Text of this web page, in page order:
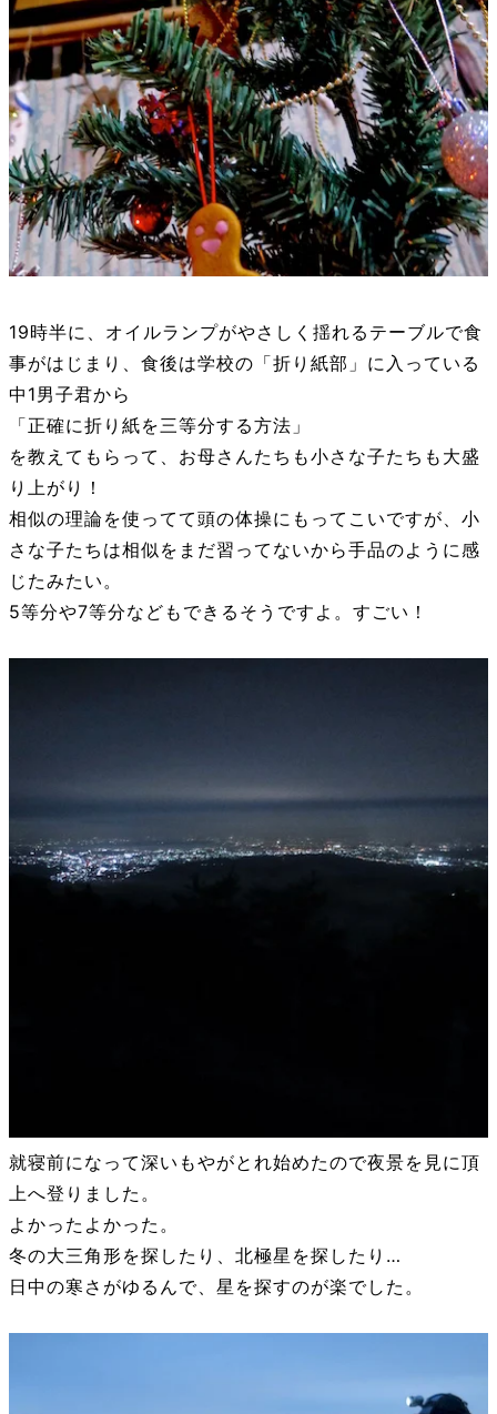
19時半に、オイルランプがやさしく揺れるテーブルで食
事がはじまり、食後は学校の「折り紙部」に入っている
中1男子君から
「正確に折り紙を三等分する方法」
を教えてもらって、お母さんたちも小さな子たちも大盛
り上がり！
相似の理論を使ってて頭の体操にもってこいですが、小
さな子たちは相似をまだ習ってないから手品のように感
じたみたい。
5等分や7等分などもできるそうですよ。すごい！
就寝前になって深いもやがとれ始めたので夜景を見に頂
上へ登りました。
よかったよかった。
冬の大三角形を探したり、北極星を探したり…
日中の寒さがゆるんで、星を探すのが楽でした。